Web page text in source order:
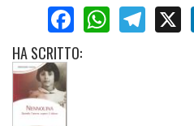
Facebook X
HASCRITTO: